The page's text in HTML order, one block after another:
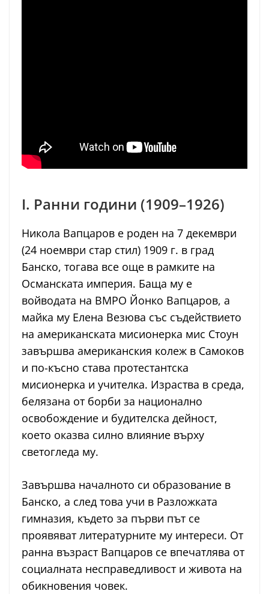
I. Ранни години (1909–1926)
Никола Вапцаров е роден на 7 декември
(24 ноември стар стил) 1909 г. в град
Банско, тогава все още в рамките на
Османската империя. Баща му е
войводата на ВМРО Йонко Вапцаров, а
майка му Елена Везюва със съдействието
на американската мисионерка мис Стоун
завършва американския колеж в Самоков
и по-късно става протестантска
мисионерка и учителка. Израства в среда,
белязана от борби за национално
освобождение и будителска дейност,
което оказва силно влияние върху
светогледа му.
Завършва началното си образование в
Банско, а след това учи в Разложката
гимназия, където за първи път се
проявяват литературните му интереси. От
ранна възраст Вапцаров се впечатлява от
социалната несправедливост и живота на
обикновения човек.